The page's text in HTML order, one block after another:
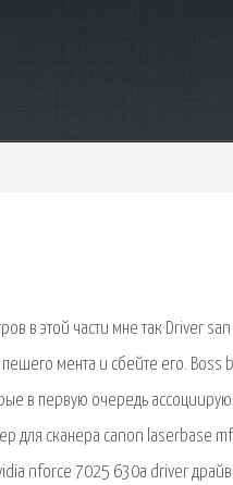
в этой части мне так Driver
мента и сбейте его.
в первую очередь
для сканера canon laserbase
nforce 7025 630a driver